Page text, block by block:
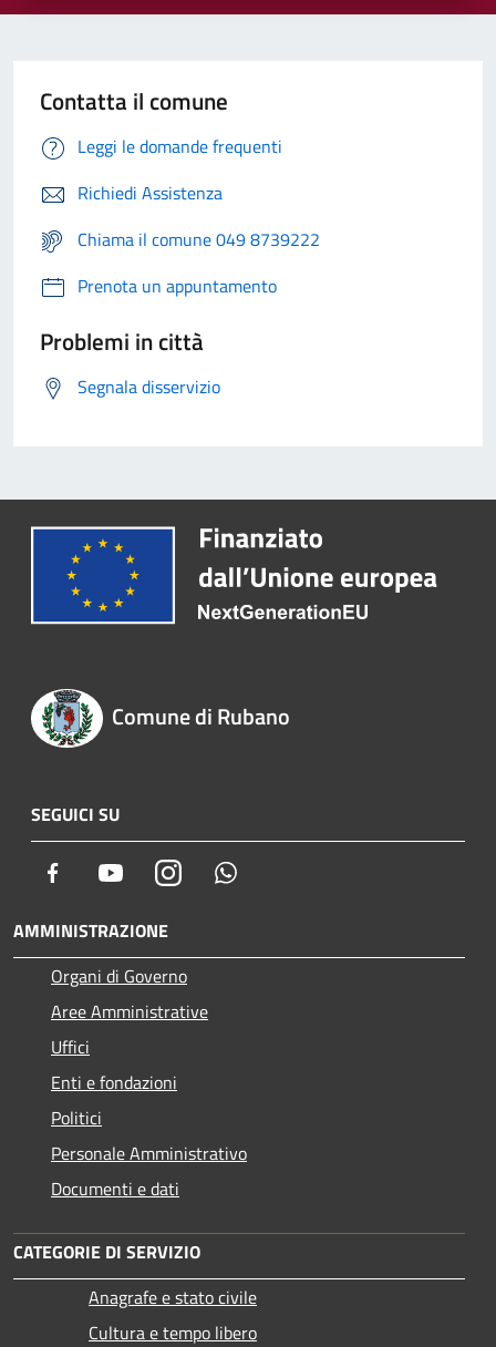
Contatta il comune
Leggi le domande frequenti
Richiedi Assistenza
Chiama il comune 049 8739222
Prenota un appuntamento
Problemi in città
Segnala disservizio
Comune di Rubano
SEGUICI SU
Facebook YoutubeInstagram
AMMINISTRAZIONE
Organi di Governo
Aree Amministrative
Uffici
Enti e fondazioni
Politici
Personale Amministrativo
Documenti e dati
CATEGORIE DI SERVIZIO
Anagrafe e stato civile
Cultura e tempo libero